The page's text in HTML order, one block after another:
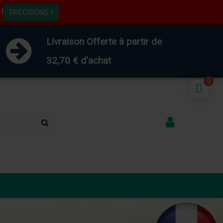
PRÉCISIONS
Livraison Offerte à partir de
32,70 € d'achat
0